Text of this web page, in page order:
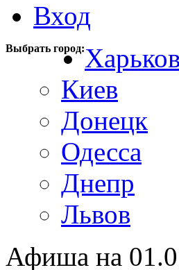
Вход
Выбрать город:Харьков
Киев
Донецк
Одесса
Днепр
Львов
Афиша на